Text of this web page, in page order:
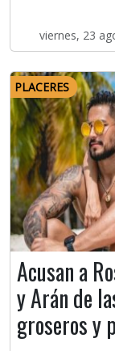
viernes, 23
PLACERES
Acusan a
y Arán de
groseros y